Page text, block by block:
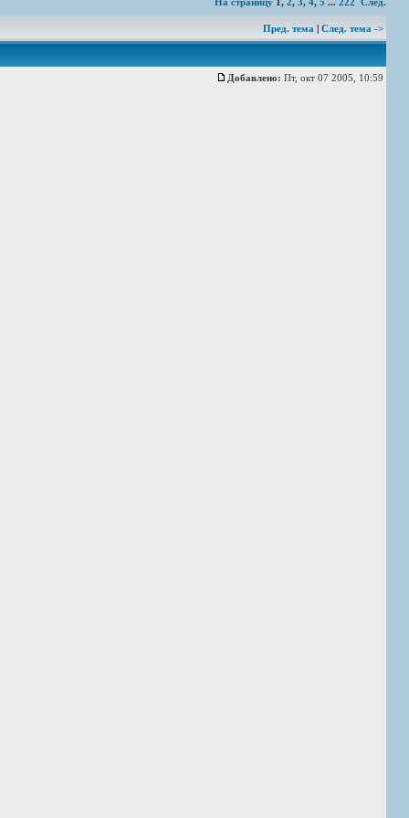
Пред. тема | След. тема ->
Добавлено: Пт, окт 07 2005, 10:59